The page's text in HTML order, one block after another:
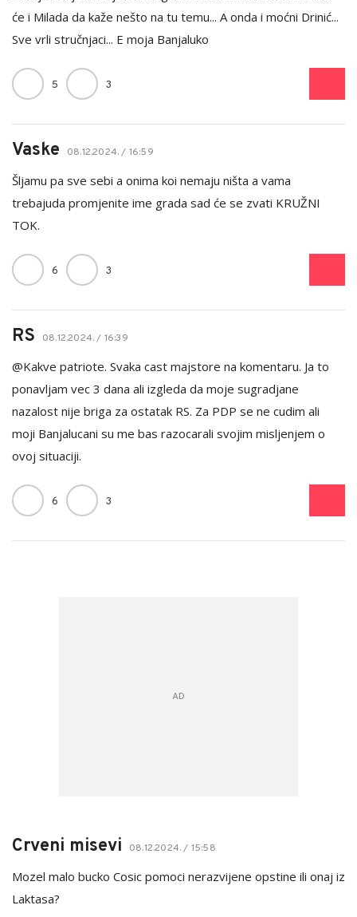
će i Milada da kaže nešto na tu temu... A onda i moćni Drinić...
Sve vrli stručnjaci... E moja Banjaluko
5 3
Vaske 08.12.2024. / 16:59
Šljamu pa sve sebi a onima koi nemaju ništa a vama
trebajuda promjenite ime grada sad će se zvati KRUŽNI
TOK.
6 3
RS 08.12.2024. / 16:39
@Kakve patriote. Svaka cast majstore na komentaru. Ja to
ponavljam vec 3 dana ali izgleda da moje sugradjane
nazalost nije briga za ostatak RS. Za PDP se ne cudim ali
moji Banjalucani su me bas razocarali svojim misljenjem o
ovoj situaciji.
6 3
Crveni misevi 08.12.2024. / 15:58
Mozel malo bucko Cosic pomoci nerazvijene opstine ili onaj iz
Laktasa?